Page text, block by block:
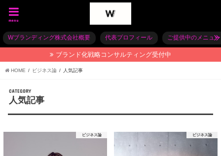
menu
Wブランディング株式会社概要 代表プロフィール ご提供中のメニュー
ブランド化戦略コンサルティング受付中
HOME ビジネス論 人気記事
CATEGORY
人気記事
ビジネス論 ビジネス論